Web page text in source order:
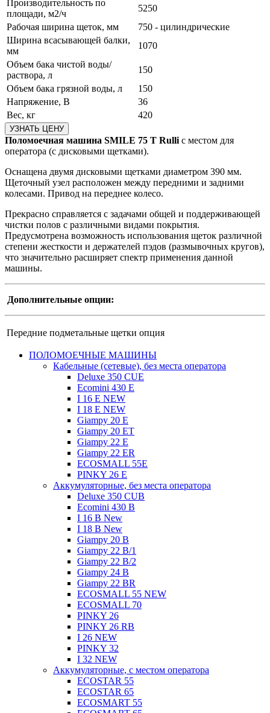
Производительность по
площади, м2/ч
5250
Рабочая ширина щеток, мм
750 - цилиндрические
Ширина всасывающей балки,
мм
1070
Объем бака чистой воды/
раствора, л
150
Объем бака грязной воды, л
150
Напряжение, В
36
Вес, кг
420
Поломоечная машина SMILE 75 T Rulli с местом для
оператора (с дисковыми щетками).
Оснащена двумя дисковыми щетками диаметром 390 мм.
Щеточный узел расположен между передними и задними
колесами. Привод на переднее колесо.
Прекрасно справляется с задачами общей и поддерживающей
чистки полов с различными видами покрытия.
Предусмотрена возможность использования щеток различной
степени жесткости и держателей пэдов (размывочных кругов),
что значительно расширяет спектр применения данной
машины.
Дополнительные опции:
Передние подметальные щетки опция
ПОЛОМОЕЧНЫЕ МАШИНЫ
Кабельные (сетевые), без места оператора
Deluxe 350 CUE
Ecomini 430 Е
I 16 E NEW
I 18 E NEW
Giampy 20 E
Giampy 20 EТ
Giampy 22 E
Giampy 22 ER
ECOSMALL 55E
PINKY 26 E
Аккумуляторные, без места оператора
Deluxe 350 CUB
Ecomini 430 B
I 16 B New
I 18 B New
Giampy 20 B
Giampy 22 B/1
Giampy 22 В/2
Giampy 24 B
Giampy 22 BR
ECOSMALL 55 NEW
ECOSMALL 70
PINKY 26
PINKY 26 RB
I 26 NEW
PINKY 32
I 32 NEW
Аккумуляторные, с местом оператора
ECOSTAR 55
ECOSTAR 65
ECOSMART 55